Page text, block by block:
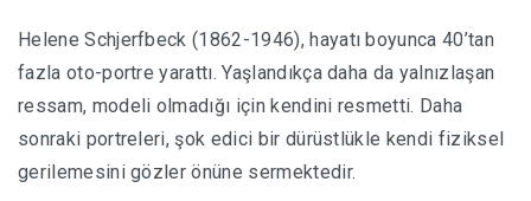
Helene Schjerfbeck (1862-1946), hayatı boyunca 40’tan
fazla oto-portre yarattı. Yaşlandıkça daha da yalnızlaşan
ressam, modeli olmadığı için kendini resmetti. Daha
sonraki portreleri, şok edici bir dürüstlükle kendi fiziksel
gerilemesini gözler önüne sermektedir.